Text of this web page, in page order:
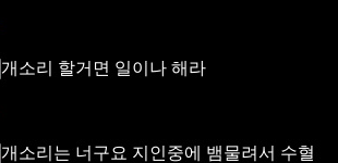
개소리 할거면 일이나 해라
개소리는 너구요 지인중에 뱀물려서 수혈